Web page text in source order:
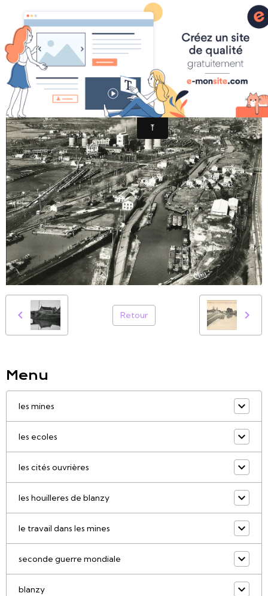
HISTOIRE DE
073_001
Retour
Menu
les mines
les ecoles
les cités ouvrières
les houilleres de blanzy
le travail dans les mines
seconde guerre mondiale
blanzy